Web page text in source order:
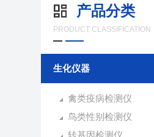
产品分类
PRODUCT CLASSIFICATION
生化仪器
禽类疫病检测仪
鸟类性别检测仪
转基因检测仪